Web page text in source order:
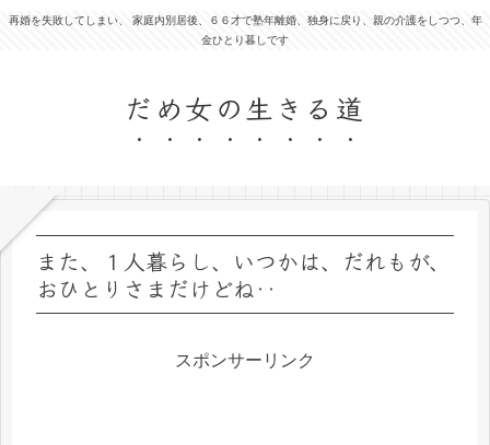
再婚を失敗してしまい、 家庭内別居後、６６才で塾年離婚、独身に戻り、親の介護をしつつ、年
金ひとり暮しです
だめ女の生きる道
また、１人暮らし、いつかは、だれもが、
おひとりさまだけどね‥
スポンサーリンク